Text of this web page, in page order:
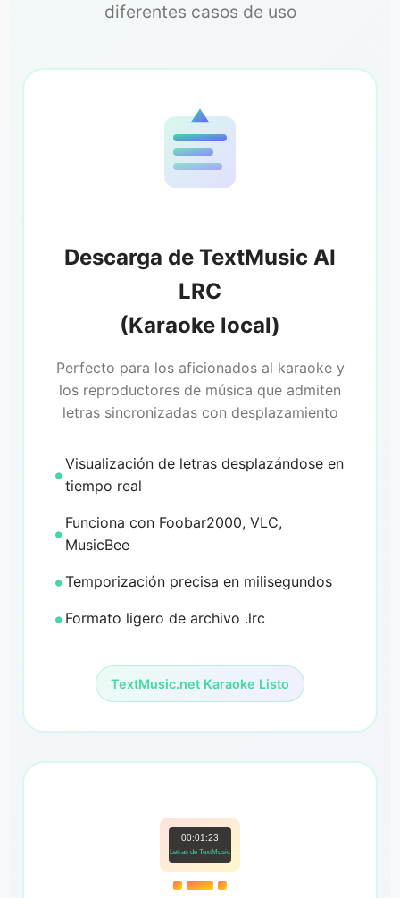
diferentes casos de uso
Descarga de TextMusic AI
LRC
(Karaoke local)
Perfecto para los aficionados al karaoke y
los reproductores de música que admiten
letras sincronizadas con desplazamiento
Visualización de letras desplazándose en
tiempo real
Funciona con Foobar2000, VLC,
MusicBee
Temporización precisa en milisegundos
Formato ligero de archivo .lrc
TextMusic.net Karaoke Listo
00:01:23
Letras de TextMusic